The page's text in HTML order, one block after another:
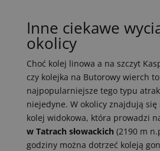
Inne ciekawe
okolicy
Choć kolej linowa a na szczyt
czy kolejka na Butorowy wierch
najpopularniejsze tego typu
niejedyne. W okolicy znajdują się
kolej widokowa, która prowadzi
w Tatrach słowackich (2190 m
godziny można dotrzeć koleją